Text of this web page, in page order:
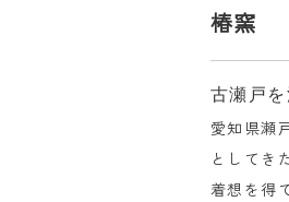
椿窯
古瀬戸
愛知県瀬
としてき
着想を得